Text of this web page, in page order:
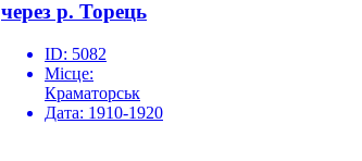
через р. Торець
ID: 5082
Місце:
Краматорськ
Дата: 1910-1920